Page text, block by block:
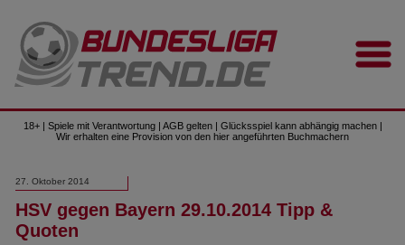
18+ | Spiele mit Verantwortung | AGB gelten | Glücksspiel kann abhängig machen |
Wir erhalten eine Provision von den hier angeführten Buchmachern
27. Oktober 2014
HSV gegen Bayern 29.10.2014 Tipp &
Quoten